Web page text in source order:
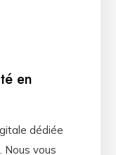
en
dédiée
Nous vous